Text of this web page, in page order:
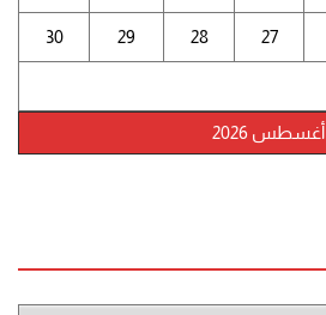
أغسطس 2026
27
28
29
30